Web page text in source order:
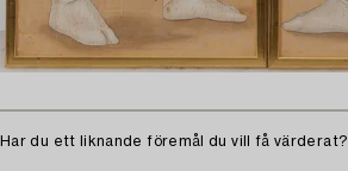
Har du ett liknande föremål du vill få värderat?